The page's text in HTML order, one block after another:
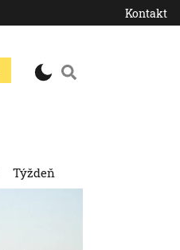
Kontakt
Týždeň